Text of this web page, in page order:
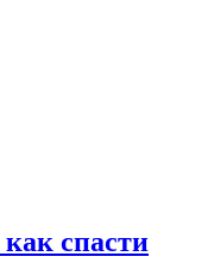
спасти